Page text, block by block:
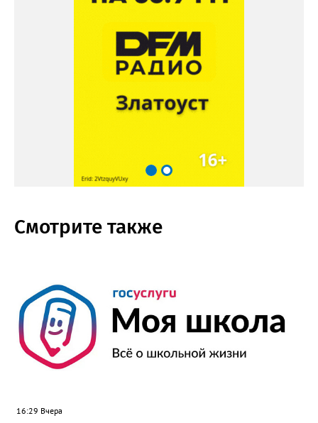
Смотрите также
16:29 Вчера